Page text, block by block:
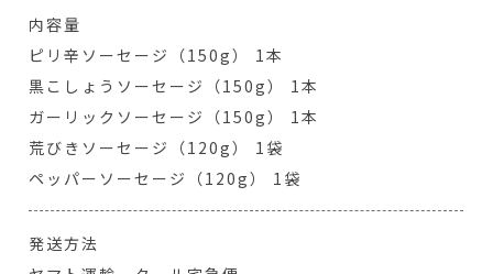
内容量
ピリ辛ソーセージ（150g） 1本
黒こしょうソーセージ（150g） 1本
ガーリックソーセージ（150g） 1本
荒びきソーセージ（120g） 1袋
ペッパーソーセージ（120g） 1袋
発送方法